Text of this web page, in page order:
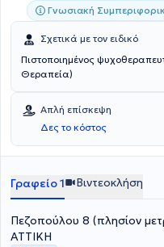
Γνωσιακή
Σχετικά με τον ειδικό
Πιστοποιημένος
Θεραπεία)
Απλή επίσκεψη
Δες το κόστος
Γραφείο 1 Βιντεοκλήση
Πεζοπούλου 8 (πλησίον
ΑΤΤΙΚΗ